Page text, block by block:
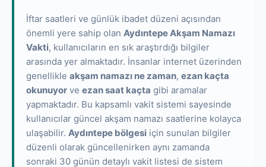
İftar saatleri ve günlük ibadet düzeni açısından
önemli yere sahip olan Aydıntepe Akşam Namazı
Vakti, kullanıcıların en sık araştırdığı bilgiler
arasında yer almaktadır. İnsanlar internet üzerinden
genellikle akşam namazı ne zaman, ezan kaçta
okunuyor ve ezan saat kaçta gibi aramalar
yapmaktadır. Bu kapsamlı vakit sistemi sayesinde
kullanıcılar güncel akşam namazı saatlerine kolayca
ulaşabilir. Aydıntepe bölgesi için sunulan bilgiler
düzenli olarak güncellenirken aynı zamanda
sonraki 30 günün detaylı vakit listesi de sistem